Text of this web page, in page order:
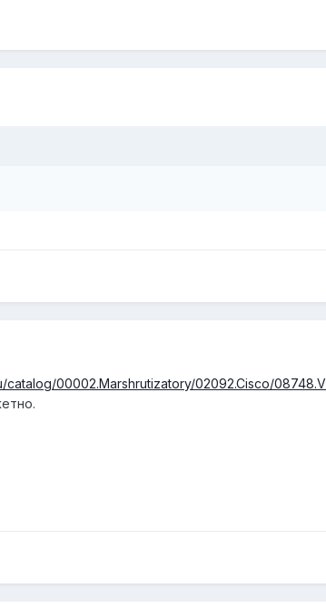
catalog/00002.Marshrutizatory/02092.Cisco/